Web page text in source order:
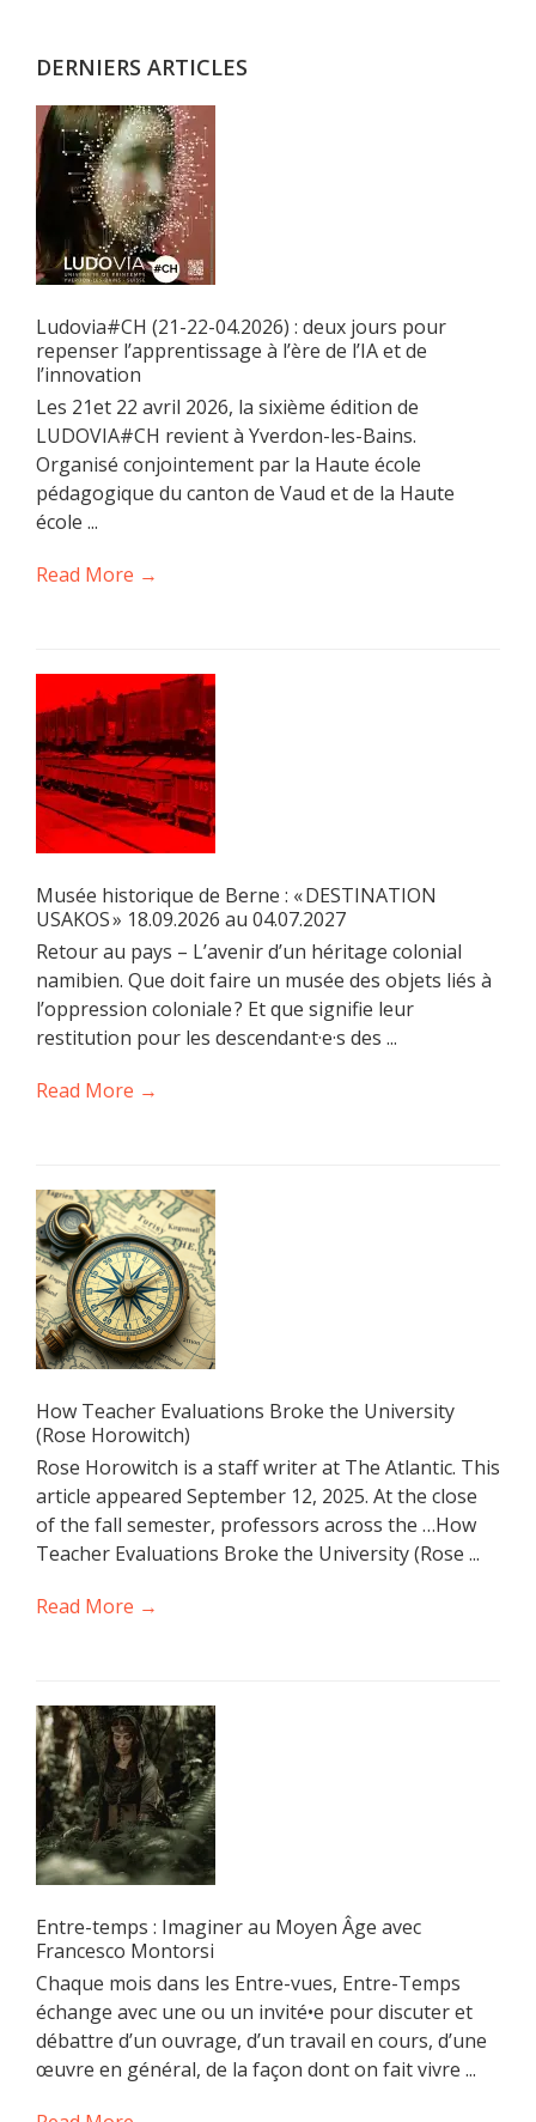
DERNIERS ARTICLES
Ludovia#CH (21-22-04.2026) : deux jours pour
repenser l’apprentissage à l’ère de l’IA et de
l’innovation
Les 21et 22 avril 2026, la sixième édition de
LUDOVIA#CH revient à Yverdon-les-Bains.
Organisé conjointement par la Haute école
pédagogique du canton de Vaud et de la Haute
école ...
Read More →
Musée historique de Berne : « DESTINATION
USAKOS » 18.09.2026 au 04.07.2027
Retour au pays – L’avenir d’un héritage colonial
namibien. Que doit faire un musée des objets liés à
l’oppression coloniale ? Et que signifie leur
restitution pour les descendant·e·s des ...
Read More →
How Teacher Evaluations Broke the University
(Rose Horowitch)
Rose Horowitch is a staff writer at The Atlantic. This
article appeared September 12, 2025. At the close
of the fall semester, professors across the …How
Teacher Evaluations Broke the University (Rose ...
Read More →
Entre-temps : Imaginer au Moyen Âge avec
Francesco Montorsi
Chaque mois dans les Entre-vues, Entre-Temps
échange avec une ou un invité•e pour discuter et
débattre d’un ouvrage, d’un travail en cours, d’une
œuvre en général, de la façon dont on fait vivre ...